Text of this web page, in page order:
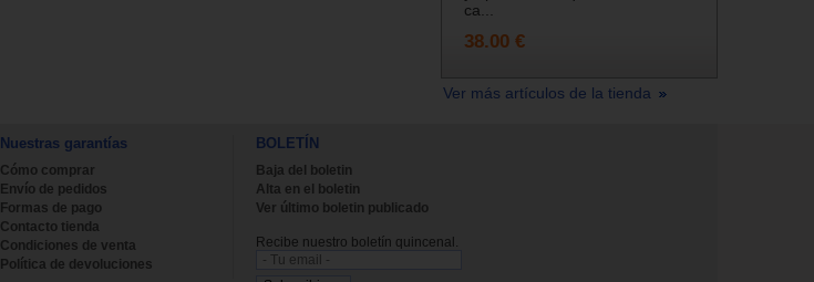
ca...
38.00 €
Ver más artículos de la tienda
Nuestras garantías
Cómo comprar
Envío de pedidos
Formas de pago
Contacto tienda
Condiciones de venta
Política de devoluciones
BOLETÍN
Baja del boletin
Alta en el boletin
Ver último boletin publicado
Recibe nuestro boletín quincenal.